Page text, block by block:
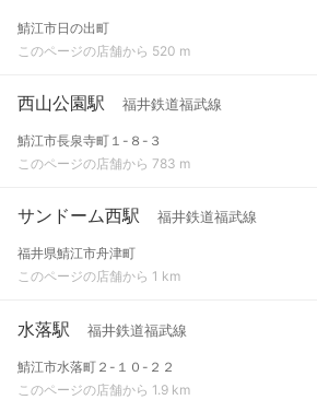
鯖江市日の出町
このページの店舗から 520 m
西山公園駅 福井鉄道福武線
鯖江市長泉寺町１-８-３
このページの店舗から 783 m
サンドーム西駅 福井鉄道福武線
福井県鯖江市舟津町
このページの店舗から 1 km
水落駅 福井鉄道福武線
鯖江市水落町２-１０-２２
このページの店舗から 1.9 km